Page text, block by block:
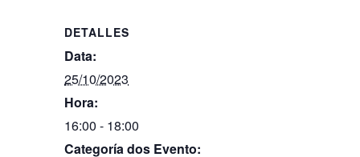
DETALLES
Data:
25/10/2023
Hora:
16:00 - 18:00
Categoría dos Evento: